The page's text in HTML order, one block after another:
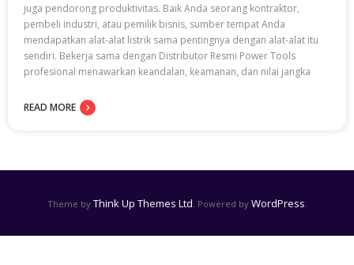
juga pendorong produktivitas. Baik Anda seorang kontraktor,
pembeli industri, atau pemilik bisnis, sumber tempat Anda
mendapatkan alat-alat listrik sama pentingnya dengan alat-alat itu
sendiri. Bekerja sama dengan Distributor Resmi Power Tools
profesional menawarkan keandalan, keamanan, dan nilai jangka
READ MORE
Theme by Think Up Themes Ltd . Powered by WordPress